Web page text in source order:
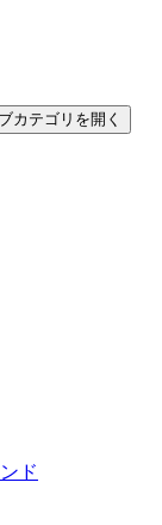
カテゴリを開く
ド